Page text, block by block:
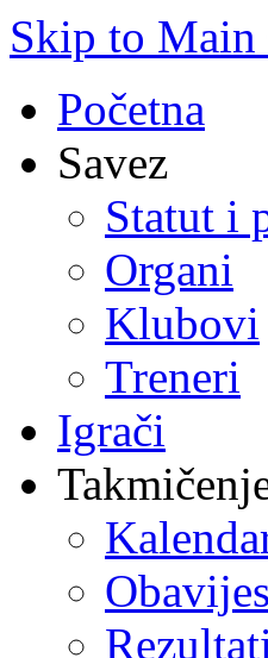
Skip to Main
Početna
Savez
Statut i
Organi
Klubovi
Treneri
Igrači